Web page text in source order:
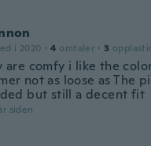
i 2020 · 4 omtaler · 3
are comfy i like the
not as loose as The
but still a decent fit
siden